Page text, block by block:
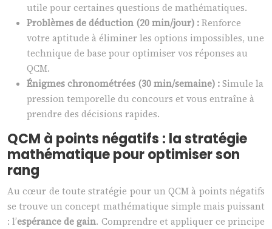
utile pour certaines questions de mathématiques.
Problèmes de déduction (20 min/jour) :Renforce
votre aptitude à éliminer les options impossibles, une
technique de base pour optimiser vos réponses au
QCM.
Énigmes chronométrées (30 min/semaine) :Simule la
pression temporelle du concours et vous entraîne à
prendre des décisions rapides.
QCM à points négatifs : la stratégie
mathématique pour optimiser son
rang
Au cœur de toute stratégie pour un QCM à points négatifs
se trouve un concept mathématique simple mais puissant
: l’espérance de gain. Comprendre et appliquer ce principe